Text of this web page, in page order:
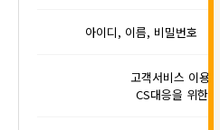
아이디, 이름, 비밀번호
고객서비스 이용
CS대응을 위한